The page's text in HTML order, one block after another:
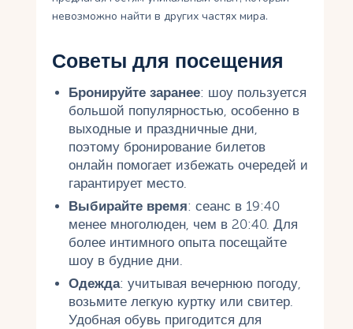
невозможно найти в других частях мира.
Советы для посещения
Бронируйте заранее: шоу пользуется
большой популярностью, особенно в
выходные и праздничные дни,
поэтому бронирование билетов
онлайн помогает избежать очередей и
гарантирует место.
Выбирайте время: сеанс в 19:40
менее многолюден, чем в 20:40. Для
более интимного опыта посещайте
шоу в будние дни.
Одежда: учитывая вечернюю погоду,
возьмите легкую куртку или свитер.
Удобная обувь пригодится для